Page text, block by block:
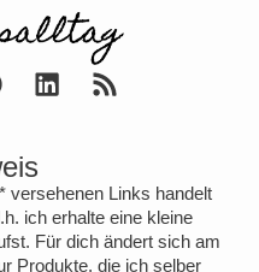
versehenen Links handelt
ich erhalte eine kleine
Für dich ändert sich am
Produkte, die ich selber